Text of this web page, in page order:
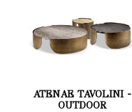
ATENAE TAVOLINI -
OUTDOOR